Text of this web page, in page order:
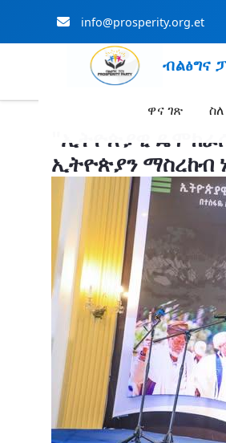
info@prosperity.org.et
ብልፅግና
ዋና ገጽ
"ኢትዮጵያዊ
ኢትዮጵያን ማስረከብ